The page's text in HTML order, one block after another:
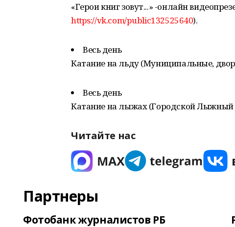
«Герои книг зовут...» -онлайн
https://vk.com/public132525640).
Весь день
Катание на льду (Муниципальные,
Весь день
Катание на лыжах (Городской Лыжный
Читайте нас
Партнеры
Фотобанк журналистов РБ